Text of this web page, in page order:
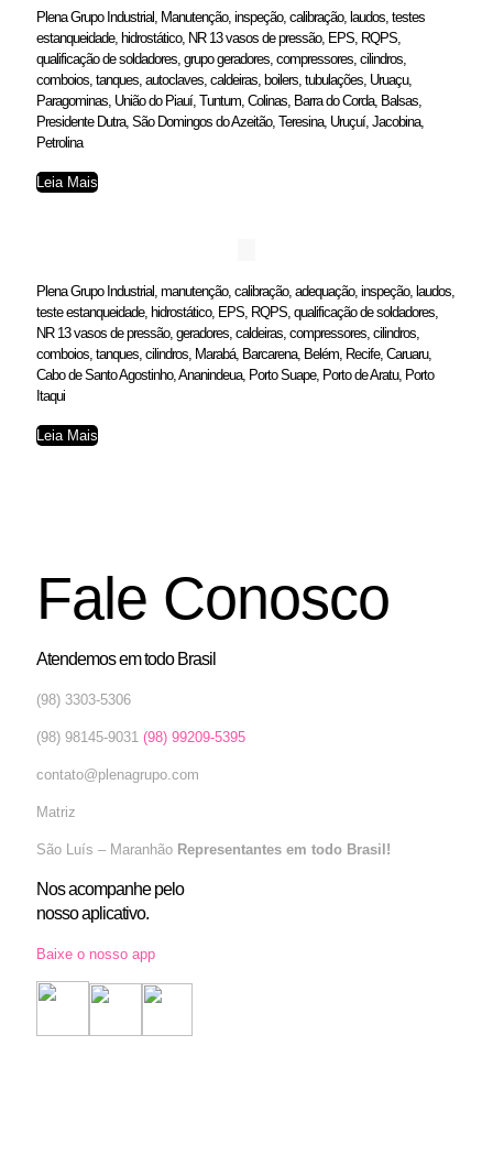
Plena Grupo Industrial, Manutenção, inspeção, calibração, laudos, testes
estanqueidade, hidrostático, NR 13 vasos de pressão, EPS, RQPS,
qualificação de soldadores, grupo geradores, compressores, cilindros,
comboios, tanques, autoclaves, caldeiras, boilers, tubulações, Uruaçu,
Paragominas, União do Piauí, Tuntum, Colinas, Barra do Corda, Balsas,
Presidente Dutra, São Domingos do Azeitão, Teresina, Uruçuí, Jacobina,
Petrolina
Leia Mais
Plena Grupo Industrial, manutenção, calibração, adequação, inspeção, laudos,
teste estanqueidade, hidrostático, EPS, RQPS, qualificação de soldadores,
NR 13 vasos de pressão, geradores, caldeiras, compressores, cilindros,
comboios, tanques, cilindros, Marabá, Barcarena, Belém, Recife, Caruaru,
Cabo de Santo Agostinho, Ananindeua, Porto Suape, Porto de Aratu, Porto
Itaqui
Leia Mais
Fale Conosco
Atendemos em todo Brasil
(98) 3303-5306
(98) 98145-9031 (98) 99209-5395
contato@plenagrupo.com
Matriz
São Luís – Maranhão Representantes em todo Brasil!
Nos acompanhe pelo
nosso aplicativo.
Baixe o nosso app